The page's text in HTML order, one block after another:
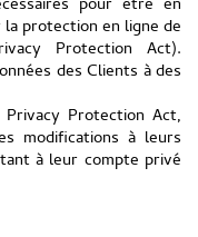
pour être en
protection en ligne de
Protection Act).
des Clients à des
Protection Act,
modifications à leurs
à leur compte privé